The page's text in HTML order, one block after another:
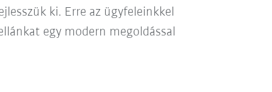
ki. Erre az ügyfeleinkkel
egy modern megoldással